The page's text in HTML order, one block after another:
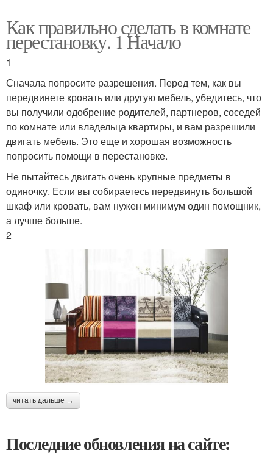
Как правильно сделать в комнате
перестановку. 1 Начало
1
Сначала попросите разрешения. Перед тем, как вы
передвинете кровать или другую мебель, убедитесь, что
вы получили одобрение родителей, партнеров, соседей
по комнате или владельца квартиры, и вам разрешили
двигать мебель. Это еще и хорошая возможность
попросить помощи в перестановке.
Не пытайтесь двигать очень крупные предметы в
одиночку. Если вы собираетесь передвинуть большой
шкаф или кровать, вам нужен минимум один помощник,
а лучше больше.
2
читать дальше →
Последние обновления на сайте: